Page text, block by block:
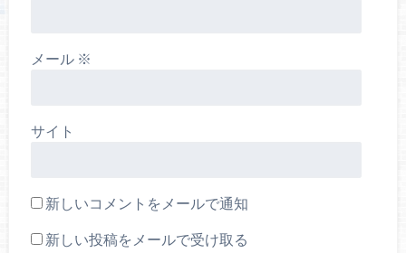
メール ※
サイト
新しいコメントをメールで通知
新しい投稿をメールで受け取る